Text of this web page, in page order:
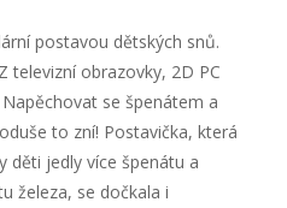
postavou dětských snů.
televizní obrazovky, 2D PC
se špenátem a
to zní! Postavička, která
děti jedly více špenátu a
železa, se dočkala i